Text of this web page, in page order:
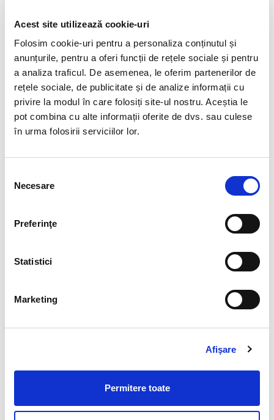
Acest site utilizează cookie-uri
Folosim cookie-uri pentru a personaliza conținutul și
anunțurile, pentru a oferi funcții de rețele sociale și pentru
a analiza traficul. De asemenea, le oferim partenerilor de
rețele sociale, de publicitate și de analize informații cu
privire la modul în care folosiți site-ul nostru. Aceștia le
pot combina cu alte informații oferite de dvs. sau culese
în urma folosirii serviciilor lor.
consimțământului
Necesare
Preferinţe
Statistici
Marketing
Afişare
Permitere toate
imbunatatirea continua a performantelor
Consultaticertificarea BIA Grup in Sistemul de
Management al Calitatii, ISO 9001:2015
INFORMATII PERSONALIZATE
CAUTA
Salarizare si administrare personal